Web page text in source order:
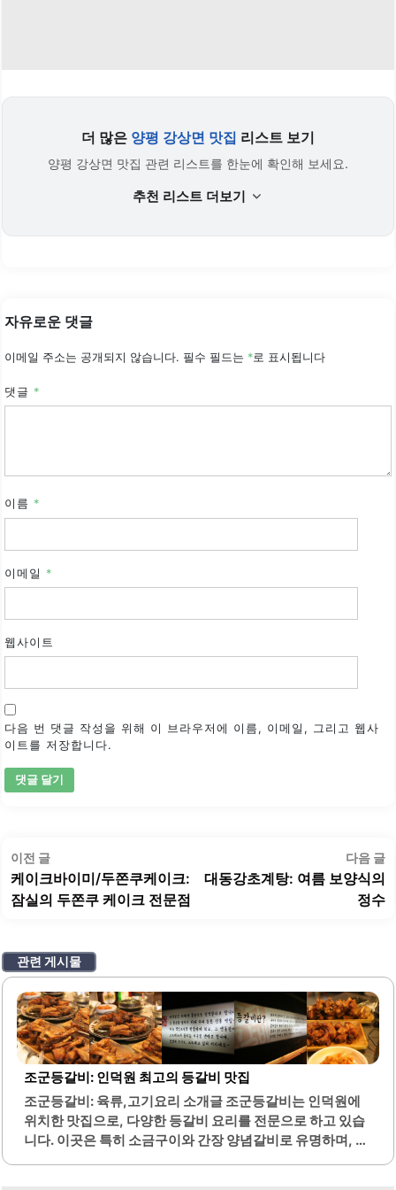
더 많은 양평 강상면 맛집 리스트 보기
양평 강상면 맛집 관련 리스트를 한눈에 확인해 보세요.
추천 리스트 더보기
자유로운 댓글
이메일 주소는 공개되지 않습니다. 필수 필드는 *로 표시됩니다
댓글 *
이름 *
이메일 *
웹사이트
다음 번 댓글 작성을 위해 이 브라우저에 이름, 이메일, 그리고 웹사
이트를 저장합니다.
글
탐
색
이전 글이
전
글:
케이크바이미/두쫀쿠케이크:
잠실의 두쫀쿠 케이크 전문점
다음 글
대동강초계탕: 여름 보양식의
정수
관련 게시물
조군등갈비: 인덕원 최고의 등갈비 맛집
조군등갈비: 육류,고기요리 소개글 조군등갈비는 인덕원에
위치한 맛집으로, 다양한 등갈비 요리를 전문으로 하고 있습
니다. 이곳은 특히 소금구이와 간장 양념갈비로 유명하며, 두